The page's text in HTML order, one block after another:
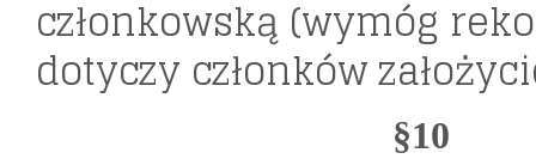
członkowską (wymóg
dotyczy członków
§10